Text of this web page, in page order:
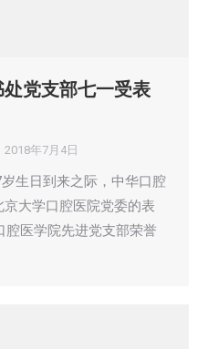
党支部七一受表
2018年7月4日
生日到来之际，中华口腔
大学口腔医院党委的表
腔医学院先进党支部荣誉